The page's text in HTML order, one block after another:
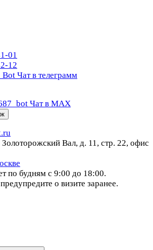
01
12
Чат в телеграмм
Чат в МАХ
Золоторожский Вал, д. 11, стр. 22, офис
по будням с 9:00 до 18:00.
о визите заранее.